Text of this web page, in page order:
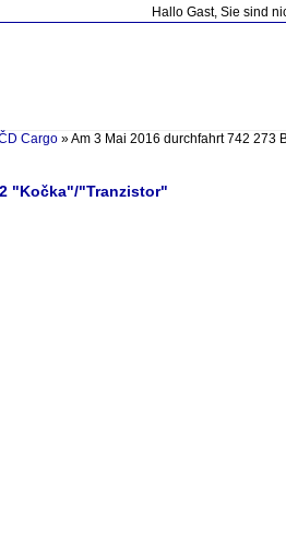
Hallo Gast, Sie sind
Cargo »Am 3 Mai 2016 durchfahrt 742 273
"Kočka"/"Tranzistor"